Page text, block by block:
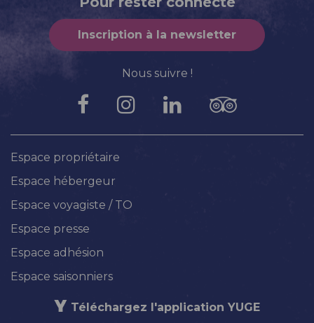
Inscription à la newsletter
Nous suivre !
Espace propriétaire
Espace hébergeur
Espace voyagiste / TO
Espace presse
Espace adhésion
Espace saisonniers
Téléchargez l'application YUGE